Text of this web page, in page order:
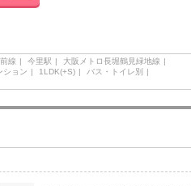
線 今里駅
大阪メトロ長堀鶴見緑地線
ション 1LDK(+S)
バス・トイレ別